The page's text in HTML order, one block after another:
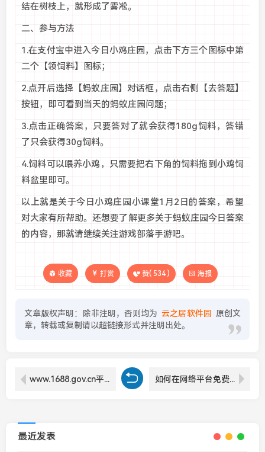
结在树枝上，就形成了雾凇。
二、参与方法
1.在支付宝中进入今日小鸡庄园，点击下方三个图标中第
二个【领饲料】图标；
2.点开后选择【蚂蚁庄园】对话框，点击右侧【去答题】
按钮，即可看到当天的蚂蚁庄园问题；
3.点击正确答案，只要答对了就会获得180g饲料，答错
了只会获得30g饲料。
4.饲料可以喂养小鸡，只需要把右下角的饲料拖到小鸡饲
料盆里即可。
以上就是关于今日小鸡庄园小课堂1月2日的答案，希望
对大家有所帮助。还想要了解更多关于蚂蚁庄园今日答案
的内容，那就请继续关注游戏部落手游吧。
收藏 打赏 赞( 534 ) 海报
文章版权声明：除非注明，否则均为 云之居软件园
原创文
章，转载或复制请以超链接形式并注明出处。
www.1688.gov.cn平台如何帮助企业提升市场竞争力？探索其功能和优势 如何在网络平台免费观看暴躁老妈全集？适合哪些观众观看？
最近发表